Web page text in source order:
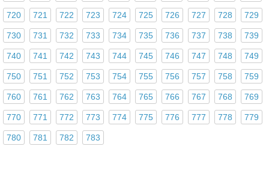
720 721 722 723 724 725 726 727 728 729
730 731 732 733 734 735 736 737 738 739
740 741 742 743 744 745 746 747 748 749
750 751 752 753 754 755 756 757 758 759
760 761 762 763 764 765 766 767 768 769
770 771 772 773 774 775 776 777 778 779
780 781 782 783